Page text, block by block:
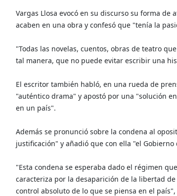
Vargas Llosa evocó en su discurso su forma
acaben en una obra y confesó que "tenía la
"Todas las novelas, cuentos, obras de teatro
tal manera, que no puede evitar escribir una
El escritor también habló, en una rueda de
"auténtico drama" y apostó por una "solución
en un país".
Además se pronunció sobre la condena al
justificación" y añadió que con ella "el
"Esta condena se esperaba dado el régimen
caracteriza por la desaparición de la libertad
control absoluto de lo que se piensa en el